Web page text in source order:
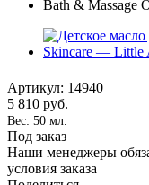
Артикул: 14940
5 810 руб.
Вес: 50 мл.
Под заказ
Наши менеджеры
условия заказа